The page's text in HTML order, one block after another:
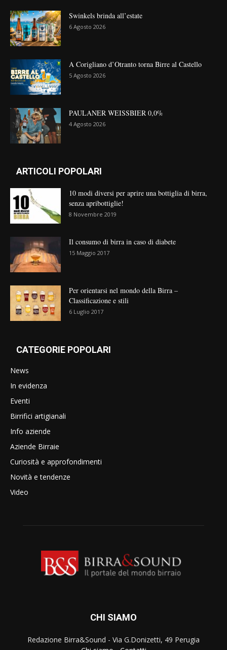
Swinkels brinda all’estate
6 Agosto 2026
A Corigliano d’Otranto torna Birre al Castello
5 Agosto 2026
PAULANER WEISSBIER 0,0%
4 Agosto 2026
ARTICOLI POPOLARI
10 modi diversi per aprire una bottiglia di birra,
senza apribottiglie!
8 Novembre 2019
Il consumo di birra in caso di diabete
15 Maggio 2017
Per orientarsi nel mondo della Birra –
Classificazione e stili
6 Luglio 2017
CATEGORIE POPOLARI
News
In evidenza
Eventi
Birrifici artigianali
Info aziende
Aziende Birraie
Curiosità e approfondimenti
Novità e tendenze
Video
CHI SIAMO
Redazione Birra&Sound - Via G.Donizetti, 49 Perugia